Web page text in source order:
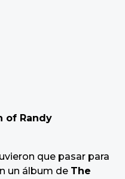
of Randy
que pasar para
un álbum de The